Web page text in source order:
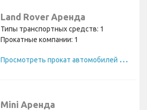
Land Rover Аренда
Типы транспортных средств: 1
Прокатные компании: 1
П
росмотреть прокат автомобилей Land Rover
Mini Аренда